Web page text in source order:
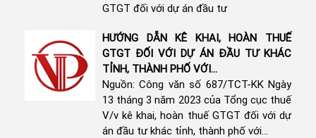
GTGT đối với dự án đầu tư
HƯỚNG DẪN KÊ KHAI, HOÀN THUẾ
GTGT ĐỐI VỚI DỰ ÁN ĐẦU TƯ KHÁC
TỈNH, THÀNH PHỐ VỚI...
Nguồn: Công văn số 687/TCT-KK Ngày
13 tháng 3 năm 2023 của Tổng cục thuế
V/v kê khai, hoàn thuế GTGT đối với dự
án đầu tư khác tỉnh, thành phố với...